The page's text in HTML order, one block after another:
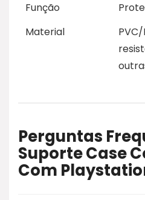
Função
Material
Perguntas
Suporte Case
Com